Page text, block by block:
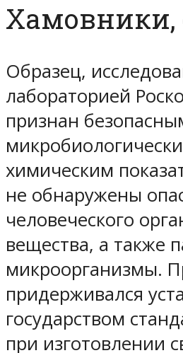
Хамовники,
Образец,
лабораторией
признан
химическим
не обнаружены
человеческого
вещества, а также
микроорганизмы.
придерживался
государством
при изготовлении